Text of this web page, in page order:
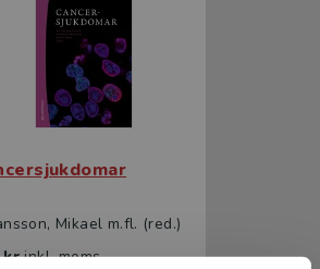
Mikael m.fl. (red.)
krinkl. moms